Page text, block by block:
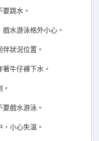
跳水。
水游泳格外小心。
狀況位置。
牛仔褲下水。
戲水游泳。
小心失溫。